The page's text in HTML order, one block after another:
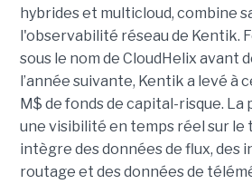
hybrides et multicloud, combine
l'observabilité réseau de Kentik.
sous le nom de CloudHelix avant
l’année suivante, Kentik a levé à
M$ de fonds de capital-risque.
une visibilité en temps réel sur le
intègre des données de flux, des
routage et des données de